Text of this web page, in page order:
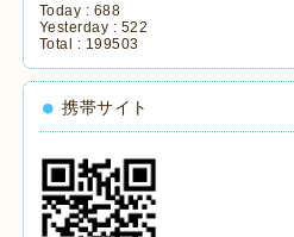
Today : 688
Yesterday : 522
Total : 199503
携帯サイト